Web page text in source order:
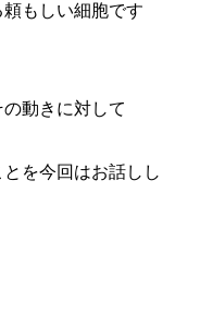
もしい細胞です
動きに対して
を今回はお話しし